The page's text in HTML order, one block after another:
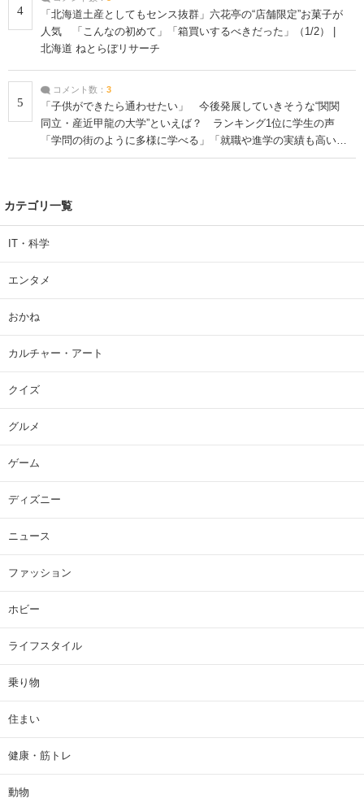
4
「北海道土産としてもセンス抜群」六花亭の“店舗限定”お菓子が
人気 「こんなの初めて」「箱買いするべきだった」（1/2） |
北海道 ねとらぼリサーチ
5
コメント数： 3
「子供ができたら通わせたい」 今後発展していきそうな“関関
同立・産近甲龍の大学”といえば？ ランキング1位に学生の声
「学問の街のように多様に学べる」「就職や進学の実績も高い」
| 大学 ねとらぼリサーチ
カテゴリ一覧
IT・科学
エンタメ
おかね
カルチャー・アート
クイズ
グルメ
ゲーム
ディズニー
ニュース
ファッション
ホビー
ライフスタイル
乗り物
住まい
健康・筋トレ
動物